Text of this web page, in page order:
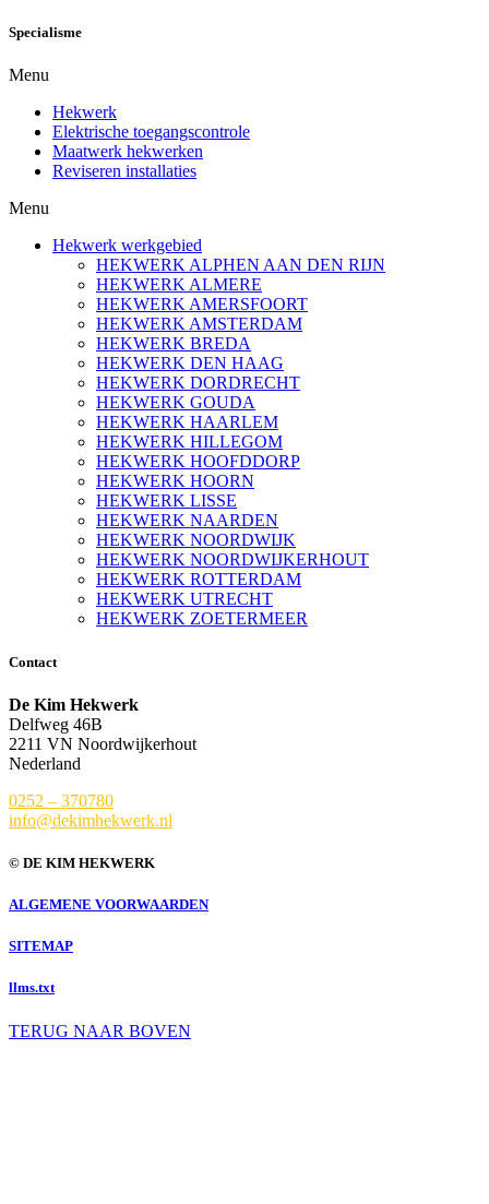
Specialisme
Menu
Hekwerk
Elektrische toegangscontrole
Maatwerk hekwerken
Reviseren installaties
Menu
Hekwerk werkgebied
HEKWERK ALPHEN AAN DEN RIJN
HEKWERK ALMERE
HEKWERK AMERSFOORT
HEKWERK AMSTERDAM
HEKWERK BREDA
HEKWERK DEN HAAG
HEKWERK DORDRECHT
HEKWERK GOUDA
HEKWERK HAARLEM
HEKWERK HILLEGOM
HEKWERK HOOFDDORP
HEKWERK HOORN
HEKWERK LISSE
HEKWERK NAARDEN
HEKWERK NOORDWIJK
HEKWERK NOORDWIJKERHOUT
HEKWERK ROTTERDAM
HEKWERK UTRECHT
HEKWERK ZOETERMEER
Contact
De Kim Hekwerk
Delfweg 46B
2211 VN Noordwijkerhout
Nederland
0252 – 370780
info@dekimhekwerk.nl
© DE KIM HEKWERK
ALGEMENE VOORWAARDEN
SITEMAP
llms.txt
TERUG NAAR BOVEN